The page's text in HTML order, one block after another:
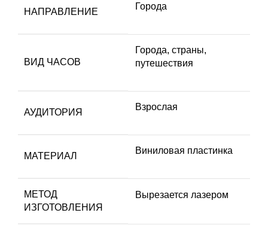
НАПРАВЛЕНИЕ
Города
ВИД ЧАСОВ
Города, страны,
путешествия
АУДИТОРИЯ
Взрослая
МАТЕРИАЛ
Виниловая пластинка
МЕТОД
ИЗГОТОВЛЕНИЯ
Вырезается лазером